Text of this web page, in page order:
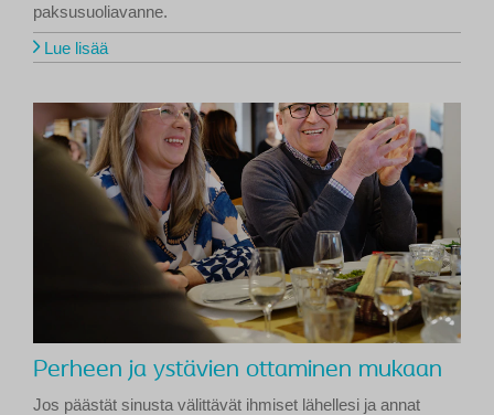
paksusuoliavanne.
Lue lisää
Perheen ja ystävien ottaminen mukaan
Jos päästät sinusta välittävät ihmiset lähellesi ja annat